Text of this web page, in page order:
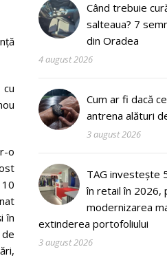
o
în
Când trebuie
salteaua? 7
din Oradea
4 august 2026
Cum ar fi dacă
antrena alături
3 august 2026
TAG investește
în retail în 2026,
modernizarea
extinderea portofoliului
3 august 2026